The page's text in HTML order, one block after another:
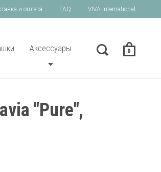
и оплата FAQ VIVA International
Аксессуары 0
"Pure",